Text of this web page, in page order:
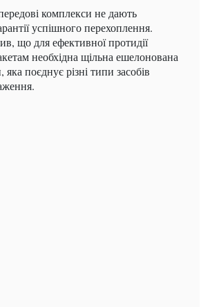
комплекси не дають
успішного перехоплення.
що для ефективної протидії
необхідна щільна ешелонована
поєднує різні типи засобів